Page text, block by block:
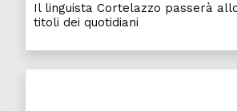
Il linguista Cortelazzo passerà
titoli dei quotidiani